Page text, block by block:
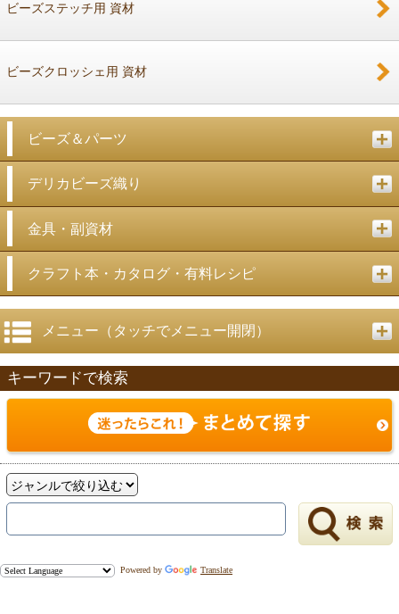
ビーズステッチ用 資材
ビーズクロッシェ用 資材
ビーズ＆パーツ
デリカビーズ織り
金具・副資材
クラフト本・カタログ・有料レシピ
メニュー（タッチでメニュー開閉）
キーワードで検索
Powered by Translate